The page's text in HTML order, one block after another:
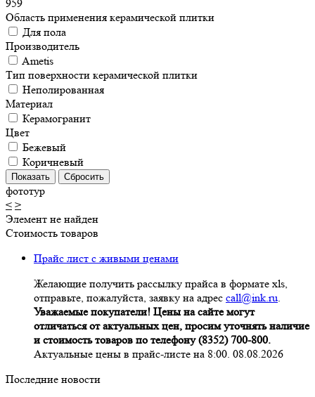
959
Область применения керамической плитки
Для пола
Производитель
Ametis
Тип поверхности керамической плитки
Неполированная
Материал
Керамогранит
Цвет
Бежевый
Коричневый
фототур
< >
Элемент не найден
Стоимость товаров
Прайс лист с живыми ценами
Желающие получить рассылку прайса в формате xls,
отправьте, пожалуйста, заявку на адрес call@ink.ru.
Уважаемые покупатели! Цены на сайте могут
отличаться от актуальных цен, просим уточнять наличие
и стоимость товаров по телефону (8352) 700-800.
Актуальные цены в прайс-листе на 8:00. 08.08.2026
Последние новости